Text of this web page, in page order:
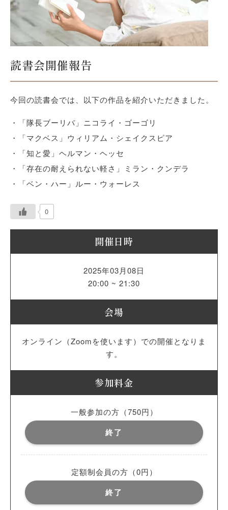
読書会開催報告
今回の読書会では、以下の作品を紹介いただきました。
・「隊長ブーリバ」ニコライ・ゴーゴリ
・「マクベス」ウィリアム・シェイクスピア
・「知と愛」ヘルマン・ヘッセ
・「存在の耐えられない軽さ」ミラン・クンデラ
・「ベン・ハー」ルー・ウォーレス
0
開催日時
2025年03月08日
20:00 ~ 21:30
会場
オンライン（Zoomを使います）での開催となりま
す。
参加料金
一般参加の方（750円）
終了
定額制会員の方（0円）
終了